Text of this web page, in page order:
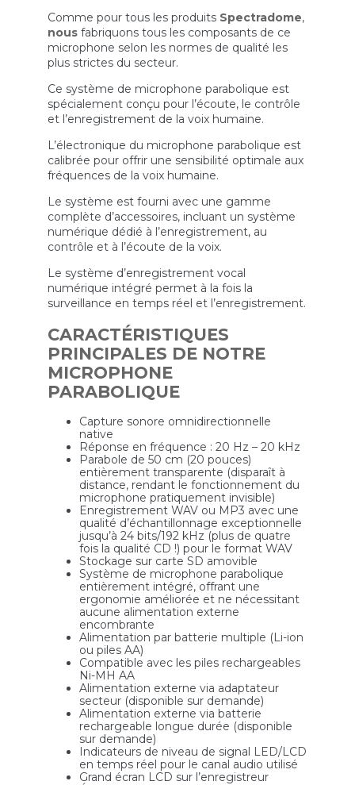
Comme pour tous les produits Spectradome,
nous fabriquons tous les composants de ce
microphone selon les normes de qualité les
plus strictes du secteur.
Ce système de microphone parabolique est
spécialement conçu pour l’écoute, le contrôle
et l’enregistrement de la voix humaine.
L’électronique du microphone parabolique est
calibrée pour offrir une sensibilité optimale aux
fréquences de la voix humaine.
Le système est fourni avec une gamme
complète d’accessoires, incluant un système
numérique dédié à l’enregistrement, au
contrôle et à l’écoute de la voix.
Le système d’enregistrement vocal
numérique intégré permet à la fois la
surveillance en temps réel et l’enregistrement.
CARACTÉRISTIQUES
PRINCIPALES DE NOTRE
MICROPHONE
PARABOLIQUE
Capture sonore omnidirectionnelle
native
Réponse en fréquence : 20 Hz – 20 kHz
Parabole de 50 cm (20 pouces)
entièrement transparente (disparaît à
distance, rendant le fonctionnement du
microphone pratiquement invisible)
Enregistrement WAV ou MP3 avec une
qualité d’échantillonnage exceptionnelle
jusqu’à 24 bits/192 kHz (plus de quatre
fois la qualité CD !) pour le format WAV
Stockage sur carte SD amovible
Système de microphone parabolique
entièrement intégré, offrant une
ergonomie améliorée et ne nécessitant
aucune alimentation externe
encombrante
Alimentation par batterie multiple (Li-ion
ou piles AA)
Compatible avec les piles rechargeables
Ni-MH AA
Alimentation externe via adaptateur
secteur (disponible sur demande)
Alimentation externe via batterie
rechargeable longue durée (disponible
sur demande)
Indicateurs de niveau de signal LED/LCD
en temps réel pour le canal audio utilisé
Grand écran LCD sur l’enregistreur